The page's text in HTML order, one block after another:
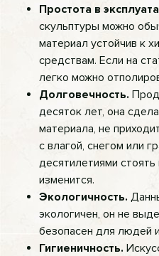
Простота в
скульптуры можно
материал устойчив к
средствам. Если на
легко можно
Долговечность.
десяток лет, она
материала, не
с влагой, снегом или
десятилетиями
изменится.
Экологичность.
экологичен, он не
безопасен для людей
Гигиеничность.